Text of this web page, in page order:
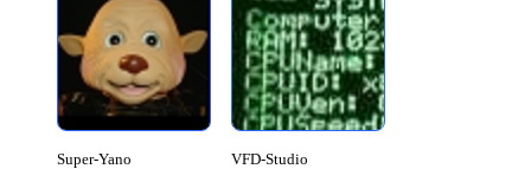
Super-Yano VFD-Studio